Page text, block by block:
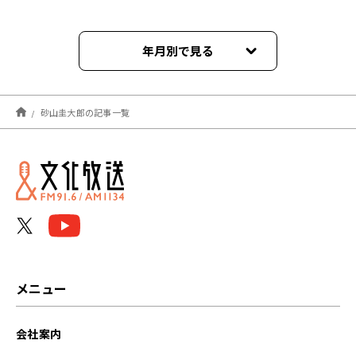
年月別で見る
2026年08月
2026年07月
2026年06月
砂山圭大郎の記事一覧
メニュー
会社案内